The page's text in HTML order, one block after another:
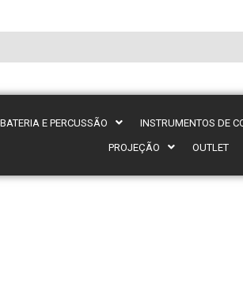
BATERIA E PERCUSSÃO INSTRUMENTOS DE
PROJEÇÃO OUTLET